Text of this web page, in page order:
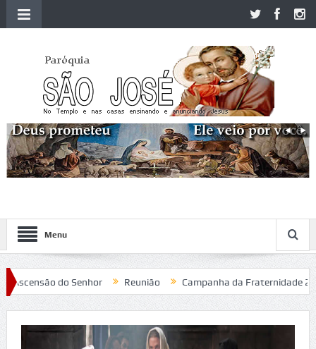
Menu
do Senhor Reunião Campanha da Fraternidade 2020